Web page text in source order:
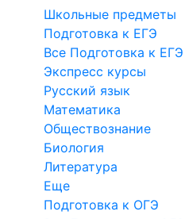
Школьные предметы
Подготовка к ЕГЭ
Все Подготовка к ЕГЭ
Экспресс курсы
Русский язык
Математика
Обществознание
Биология
Литература
Еще
Подготовка к ОГЭ